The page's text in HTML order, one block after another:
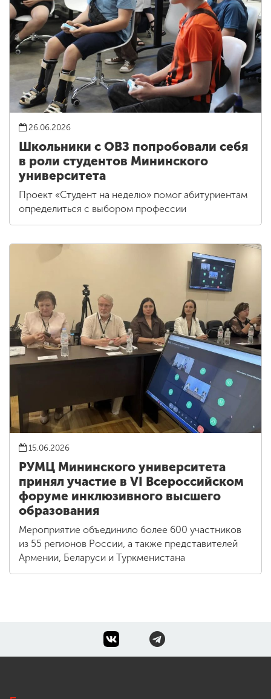
26.06.2026
Школьники с ОВЗ попробовали себя
в роли студентов Мининского
университета
Проект «Студент на неделю» помог абитуриентам
определиться с выбором профессии
15.06.2026
РУМЦ Мининского университета
принял участие в VI Всероссийском
форуме инклюзивного высшего
образования
Мероприятие объединило более 600 участников
из 55 регионов России, а также представителей
Армении, Беларуси и Туркменистана